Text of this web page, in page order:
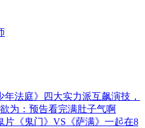
法庭》四大实力派互飙演技，
为：预告看完满肚子气啊
片《鬼门》VS《萨满》一起在8